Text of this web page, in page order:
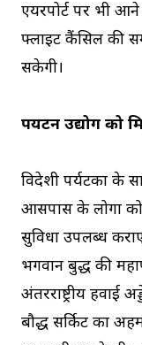
एयरपोर्ट पर भी
फ्लाइट कैंसिल की
सकेगी।
पर्यटन उद्योग को
विदेशी पर्यटकों के
आसपास के लोगों
सुविधा उपलब्ध
भगवान बुद्ध की
अंतरराष्ट्रीय
बौद्ध सर्किट का